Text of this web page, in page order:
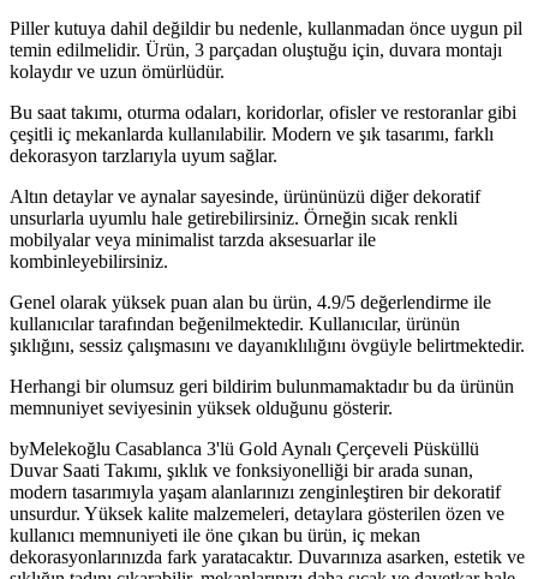
Piller kutuya dahil değildir bu nedenle, kullanmadan önce uygun pil
temin edilmelidir. Ürün, 3 parçadan oluştuğu için, duvara montajı
kolaydır ve uzun ömürlüdür.
Bu saat takımı, oturma odaları, koridorlar, ofisler ve restoranlar gibi
çeşitli iç mekanlarda kullanılabilir. Modern ve şık tasarımı, farklı
dekorasyon tarzlarıyla uyum sağlar.
Altın detaylar ve aynalar sayesinde, ürününüzü diğer dekoratif
unsurlarla uyumlu hale getirebilirsiniz. Örneğin sıcak renkli
mobilyalar veya minimalist tarzda aksesuarlar ile
kombinleyebilirsiniz.
Genel olarak yüksek puan alan bu ürün, 4.9/5 değerlendirme ile
kullanıcılar tarafından beğenilmektedir. Kullanıcılar, ürünün
şıklığını, sessiz çalışmasını ve dayanıklılığını övgüyle belirtmektedir.
Herhangi bir olumsuz geri bildirim bulunmamaktadır bu da ürünün
memnuniyet seviyesinin yüksek olduğunu gösterir.
byMelekoğlu Casablanca 3'lü Gold Aynalı Çerçeveli Püsküllü
Duvar Saati Takımı, şıklık ve fonksiyonelliği bir arada sunan,
modern tasarımıyla yaşam alanlarınızı zenginleştiren bir dekoratif
unsurdur. Yüksek kalite malzemeleri, detaylara gösterilen özen ve
kullanıcı memnuniyeti ile öne çıkan bu ürün, iç mekan
dekorasyonlarınızda fark yaratacaktır. Duvarınıza asarken, estetik ve